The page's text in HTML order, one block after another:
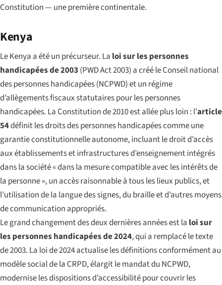
Constitution — une première continentale.
Kenya
Le Kenya a été un précurseur. La loi sur les personnes
handicapées de 2003 (PWD Act 2003) a créé le Conseil national
des personnes handicapées (NCPWD) et un régime
d’allègements fiscaux statutaires pour les personnes
handicapées. La Constitution de 2010 est allée plus loin : l’article
54définit les droits des personnes handicapées comme une
garantie constitutionnelle autonome, incluant le droit d’accès
aux établissements et infrastructures d’enseignement intégrés
dans la société « dans la mesure compatible avec les intérêts de
la personne », un accès raisonnable à tous les lieux publics, et
l’utilisation de la langue des signes, du braille et d’autres moyens
de communication appropriés.
Le grand changement des deux dernières années est la loi sur
les personnes handicapées de 2024, qui a remplacé le texte
de 2003. La loi de 2024 actualise les définitions conformément au
modèle social de la CRPD, élargit le mandat du NCPWD,
modernise les dispositions d’accessibilité pour couvrir les